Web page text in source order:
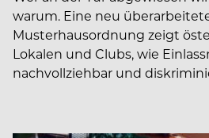
warum. Eine neu
Musterhausordnung zeigt
Lokalen und Clubs, wie
nachvollziehbar und